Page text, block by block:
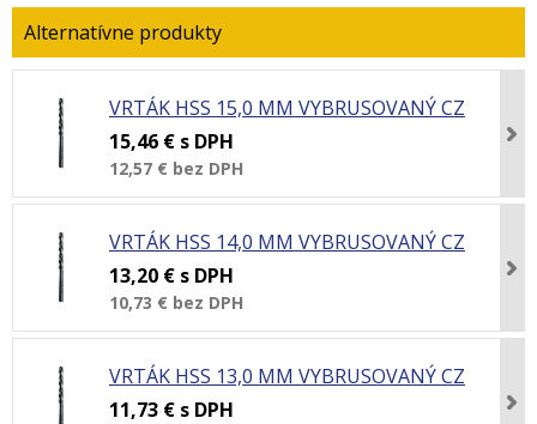
VRTÁK HSS 15,0 MM VYBRUSOVANÝ CZ
15,46 € s DPH
12,57 € bez DPH
VRTÁK HSS 14,0 MM VYBRUSOVANÝ CZ
13,20 € s DPH
10,73 € bez DPH
VRTÁK HSS 13,0 MM VYBRUSOVANÝ CZ
11,73 € s DPH